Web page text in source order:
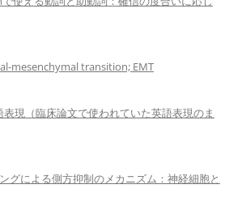
mesenchymal transition; EMT
現（臨床論文で使われていた英語表現のま
グによる側方抑制のメカニズム：神経細胞と